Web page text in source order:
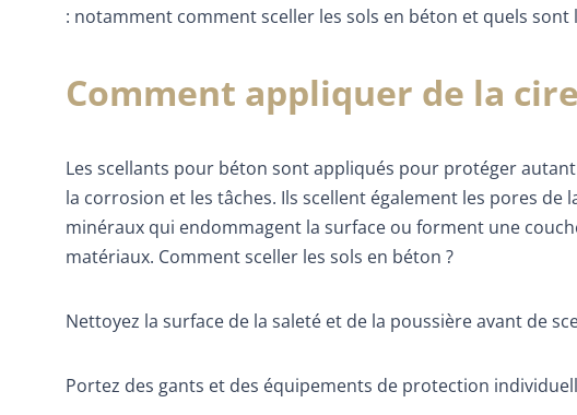
: notamment comment sceller les sols en béton et quels
Comment appliquer de la
Les scellants pour béton sont appliqués pour protéger
la corrosion et les tâches. Ils scellent également les pores de
minéraux qui endommagent la surface ou forment une
matériaux. Comment sceller les sols en béton ?
Nettoyez la surface de la saleté et de la poussière avant de
Portez des gants et des équipements de protection